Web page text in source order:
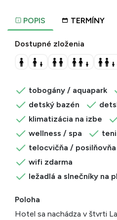
POPIS TERMÍNY
Dostupné zloženia
tobogány / aquapark
detský bazén
klimatizácia na izbe
wellness / spa
telocvičňa / posilňovňa
wifi zdarma
ležadlá a slnečníky na
Poloha
Hotel sa nachádza v štvrti